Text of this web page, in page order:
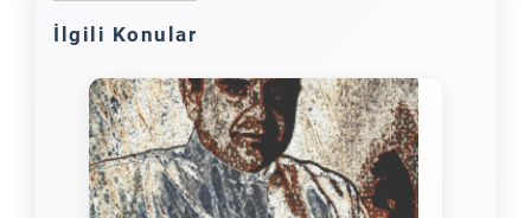
İlgili Konular